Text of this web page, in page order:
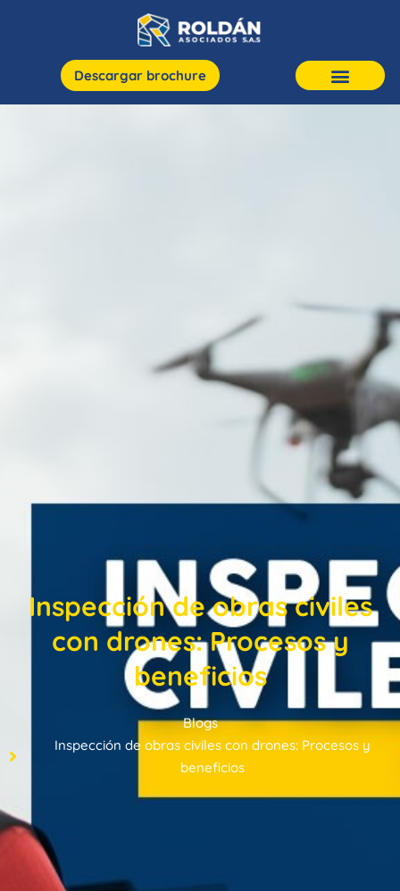
Descargar brochure
Inspección de obras civiles
con drones: Procesos y
beneficios
Blogs
Inspección de obras civiles con drones: Procesos y
beneficios